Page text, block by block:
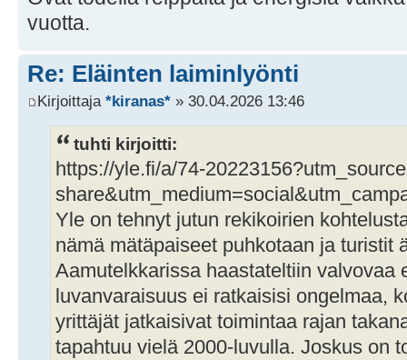
vuotta.
Re: Eläinten laiminlyönti
Kirjoittaja *kiranas* » 30.04.2026 13:46
tuhti kirjoitti:
https://yle.fi/a/74-
Yle on tehnyt jutun rekikoirien
nämä mätäpaiseet puhkotaan ja turistit
Aamutelkkarissa haastateltiin valvovaa
luvanvaraisuus ei ratkaisisi ongelmaa,
yrittäjät jatkaisivat toimintaa rajan
tapahtuu vielä 2000-luvulla. Joskus on